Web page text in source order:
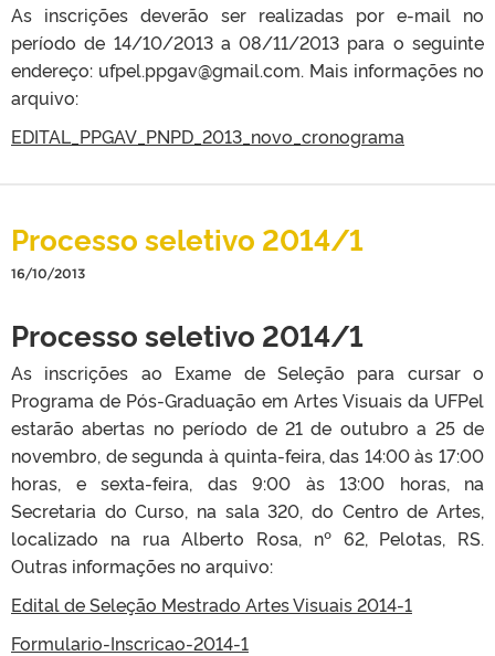
As inscrições deverão ser realizadas por e-mail no
período de 14/10/2013 a 08/11/2013 para o seguinte
endereço: ufpel.ppgav@gmail.com. Mais informações no
arquivo:
EDITAL_PPGAV_PNPD_2013_novo_cronograma
Processo seletivo 2014/1
16/10/2013
Processo seletivo 2014/1
As inscrições ao Exame de Seleção para cursar o
Programa de Pós-Graduação em Artes Visuais da UFPel
estarão abertas no período de 21 de outubro a 25 de
novembro, de segunda à quinta-feira, das 14:00 às 17:00
horas, e sexta-feira, das 9:00 às 13:00 horas, na
Secretaria do Curso, na sala 320, do Centro de Artes,
localizado na rua Alberto Rosa, nº 62, Pelotas, RS.
Outras informações no arquivo:
Edital de Seleção Mestrado Artes Visuais 2014-1
Formulario-Inscricao-2014-1